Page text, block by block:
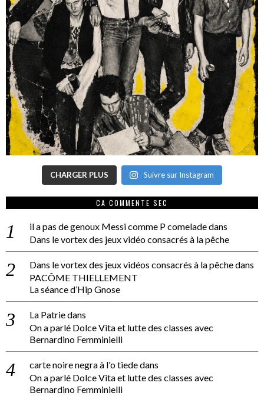
CHARGER PLUS Suivre sur Instagram
CA COMMENTE SEC
il a pas de genoux Messi comme P comeladedans
Dans le vortex des jeux vidéo consacrés à la pêche
Dans le vortex des jeux vidéos consacrés à la pêchedans
PACÔME THIELLEMENT
La séance d’Hip Gnose
La Patriedans
On a parlé Dolce Vita et lutte des classes avec
Bernardino Femminielli
carte noire negra à l'o tiededans
On a parlé Dolce Vita et lutte des classes avec
Bernardino Femminielli